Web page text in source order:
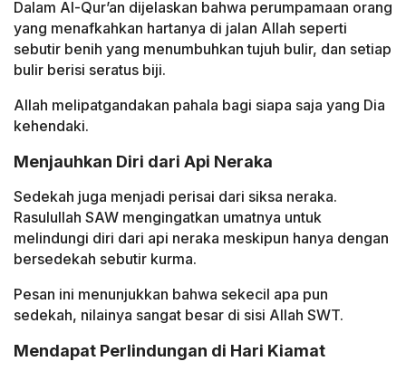
Dalam Al-Qur’an dijelaskan bahwa perumpamaan orang
yang menafkahkan hartanya di jalan Allah seperti
sebutir benih yang menumbuhkan tujuh bulir, dan setiap
bulir berisi seratus biji.
Allah melipatgandakan pahala bagi siapa saja yang Dia
kehendaki.
Menjauhkan Diri dari Api Neraka
Sedekah juga menjadi perisai dari siksa neraka.
Rasulullah SAW mengingatkan umatnya untuk
melindungi diri dari api neraka meskipun hanya dengan
bersedekah sebutir kurma.
Pesan ini menunjukkan bahwa sekecil apa pun
sedekah, nilainya sangat besar di sisi Allah SWT.
Mendapat Perlindungan di Hari Kiamat